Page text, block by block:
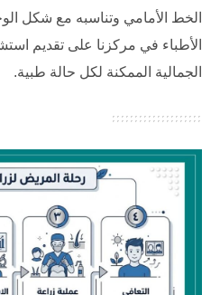
الخط الأمامي وتناسبه مع شكل
الأطباء في مركزنا على تقديم
الجمالية الممكنة لكل حالة طبية.